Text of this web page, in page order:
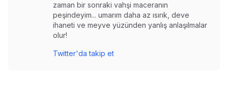
zaman bir sonraki vahşi maceranın
peşindeyim... umarım daha az ısırık, deve
ihaneti ve meyve yüzünden yanlış anlaşılmalar
olur!
Twitter'da takip et